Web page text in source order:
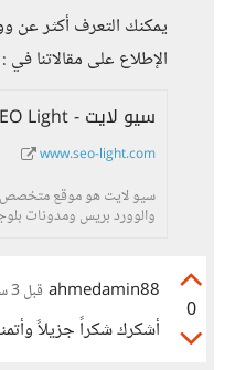
يمكنك التعرف أكثر عن
الإطلاع على مقالاتنا في :
سيو لايت - SEO Light
www.seo-light.com
والوورد بريس ومدونات
0
ahmedamin88 قبل 3 سنوات
أشكرك شكراً جزيلاً